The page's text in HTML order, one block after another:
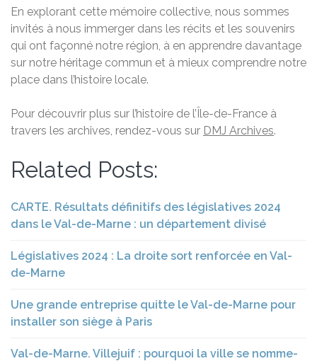
En explorant cette mémoire collective, nous sommes
invités à nous immerger dans les récits et les souvenirs
qui ont façonné notre région, à en apprendre davantage
sur notre héritage commun et à mieux comprendre notre
place dans l’histoire locale.
Pour découvrir plus sur l’histoire de l’Île-de-France à
travers les archives, rendez-vous sur DMJ Archives.
Related Posts:
CARTE. Résultats définitifs des législatives 2024
dans le Val-de-Marne : un département divisé
Législatives 2024 : La droite sort renforcée en Val-
de-Marne
Une grande entreprise quitte le Val-de-Marne pour
installer son siège à Paris
Val-de-Marne. Villejuif : pourquoi la ville se nomme-